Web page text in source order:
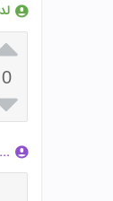
0
...